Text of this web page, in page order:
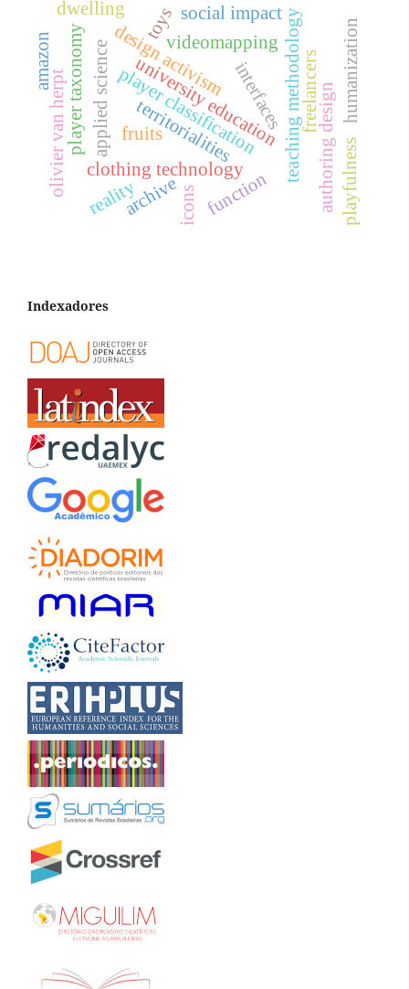
player classification
applied science
clothing technology
university education
design activism teaching methodology
player taxonomy videomapping
territorialities
function
toys
archive
interfaces freelancersauthoring designplayfulness
humanization
social impact
reality
olivier van herpt
icons
dwelling
fruits
amazon
Indexadores